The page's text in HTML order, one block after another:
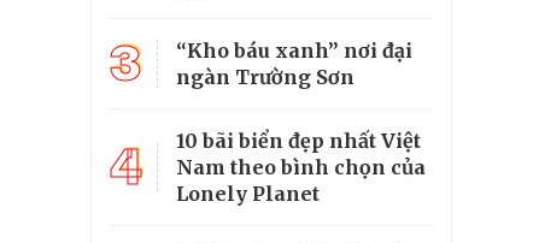
3
“Kho báu xanh” nơi đại
ngàn Trường Sơn
4
10 bãi biển đẹp nhất Việt
Nam theo bình chọn của
Lonely Planet